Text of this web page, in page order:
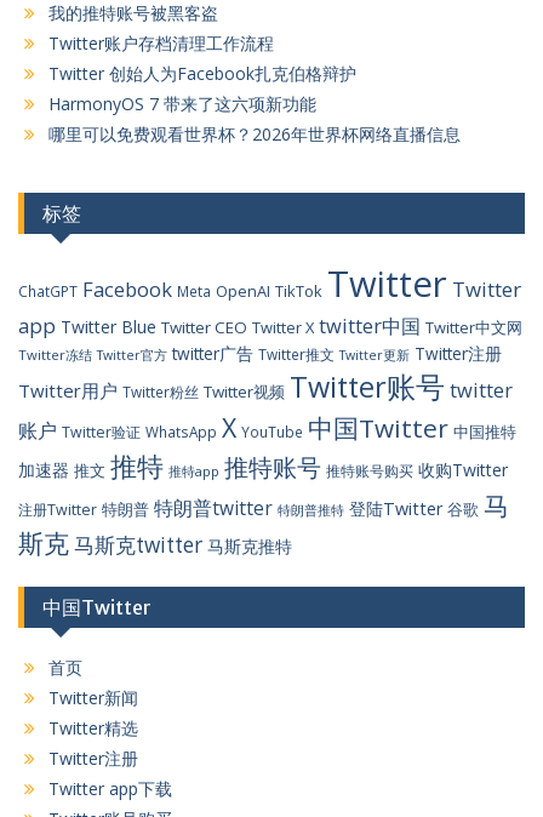
我的推特账号被黑客盗
Twitter账户存档清理工作流程
Twitter 创始人为Facebook扎克伯格辩护
HarmonyOS 7 带来了这六项新功能
哪里可以免费观看世界杯？2026年世界杯网络直播信息
标签
ChatGPT Facebook Meta OpenAI TikTok Twitter Twitter
app Twitter Blue Twitter CEO Twitter X twitter中国 Twitter中文网
Twitter冻结 Twitter官方 twitter广告 Twitter推文 Twitter更新 Twitter注册
Twitter用户 Twitter粉丝 Twitter视频 Twitter账号 twitter
账户 Twitter验证 WhatsApp X YouTube 中国Twitter 中国推特
加速器 推文 推特 推特app 推特账号 推特账号购买 收购Twitter
注册Twitter 特朗普 特朗普twitter 特朗普推特 登陆Twitter 谷歌 马
斯克马斯克twitter 马斯克推特
中国Twitter
首页
Twitter新闻
Twitter精选
Twitter注册
Twitter app下载